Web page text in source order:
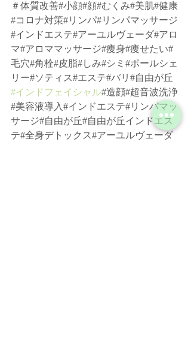
＃体質改善#小顔#顔#むくみ#美肌#健康
#コロナ対策#リンパ#リンパマッサージ
#インドエステ#アーユルヴェーダ#アロ
マ#アロママッサージ#痩身#痩せたい#
毛穴#角栓#皮脂#しみ#シミ#ポールシェ
リー#ソティス#エステ#バリ#自由が丘
#インドフェイシャル#造顔#超音波洗浄
#美容液導入#インドエステ#リンパマッ
サージ#自由が丘#自由が丘インドエス
テ#全身デトックス#アーユルヴェーダ